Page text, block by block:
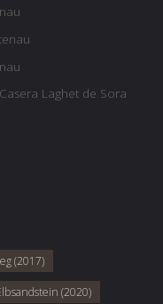
Laghet de Sora
(2017)
(2020)